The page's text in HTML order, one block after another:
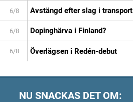
6/8 Avstängd efter slag i transport
6/8 Dopinghärva i Finland?
6/8 Överlägsen i Redén-debut
NU SNACKAS DET OM: